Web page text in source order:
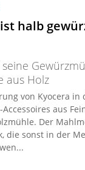
halb
aus Holz
von Kyocera in
aus
Der
die sonst in der